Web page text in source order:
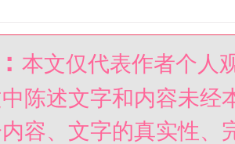
本文仅代表作者个人
陈述文字和内容未经
容、文字的真实性、